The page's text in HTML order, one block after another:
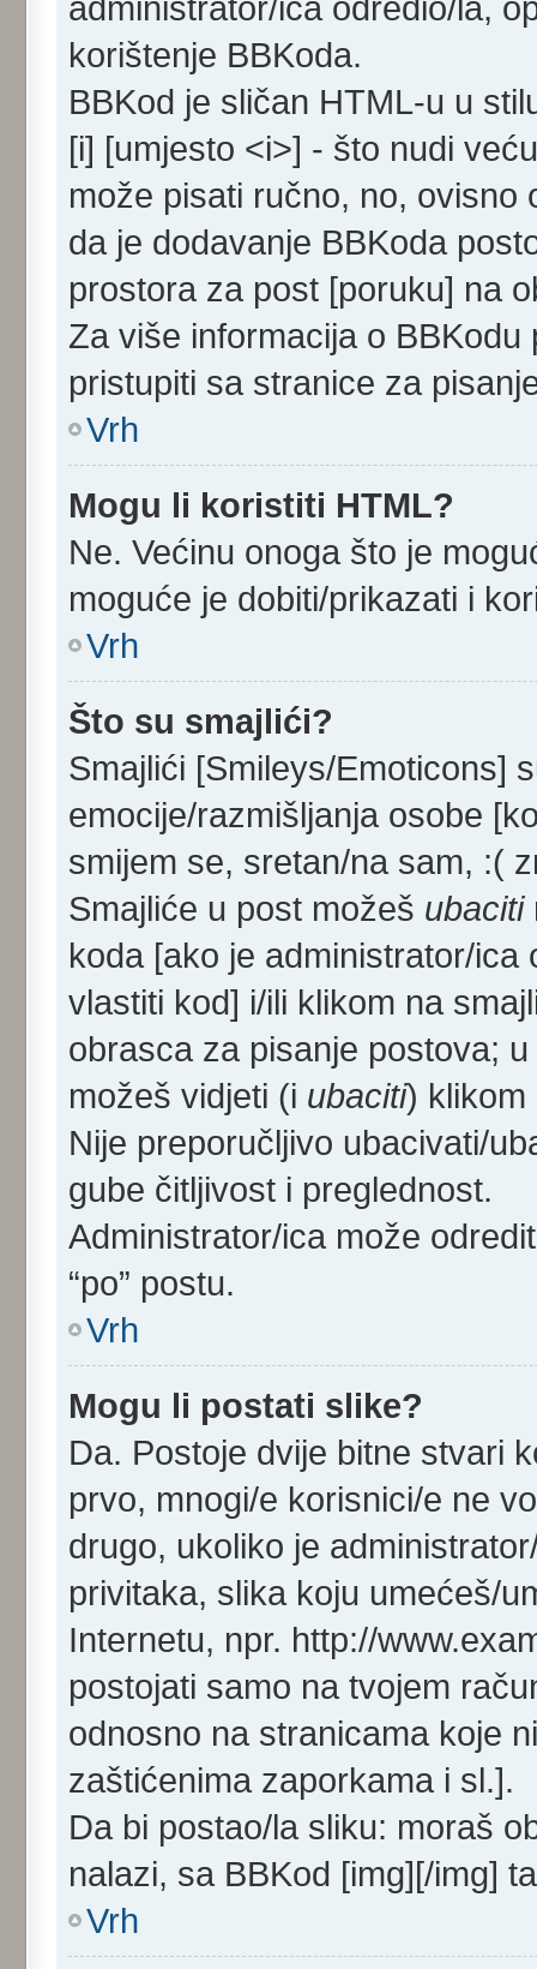
korištenje BBKoda.
BBKod je sličan HTML-u u
[i] [umjesto <i>] - što nudi
može pisati ručno, no,
da je dodavanje BBKoda
prostora za post [poruku] na
Za više informacija o
pristupiti sa stranice za
Vrh
Mogu li koristiti HTML?
Ne. Većinu onoga što je
moguće je dobiti/prikazati i
Vrh
Što su smajlići?
Smajlići [Smileys/Emoticons]
emocije/razmišljanja osobe
smijem se, sretan/na sam, :(
Smajliće u post možeš ubaciti
koda [ako je administrator/
vlastiti kod] i/ili klikom na
obrasca za pisanje postova;
možeš vidjeti (i ubaciti)
Nije preporučljivo ubacivati/
gube čitljivost i preglednost.
Administrator/ica može
“po” postu.
Vrh
Mogu li postati slike?
Da. Postoje dvije bitne stvari
prvo, mnogi/e korisnici/e ne
drugo, ukoliko je
privitaka, slika koju umećeš/
Internetu, npr. http://
postojati samo na tvojem
odnosno na stranicama koje
zaštićenima zaporkama i sl.].
Da bi postao/la sliku: moraš
nalazi, sa BBKod [img][/img]
Vrh